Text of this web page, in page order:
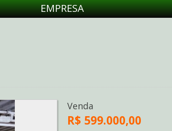
EMPRESA
Venda
R$ 599.000,00